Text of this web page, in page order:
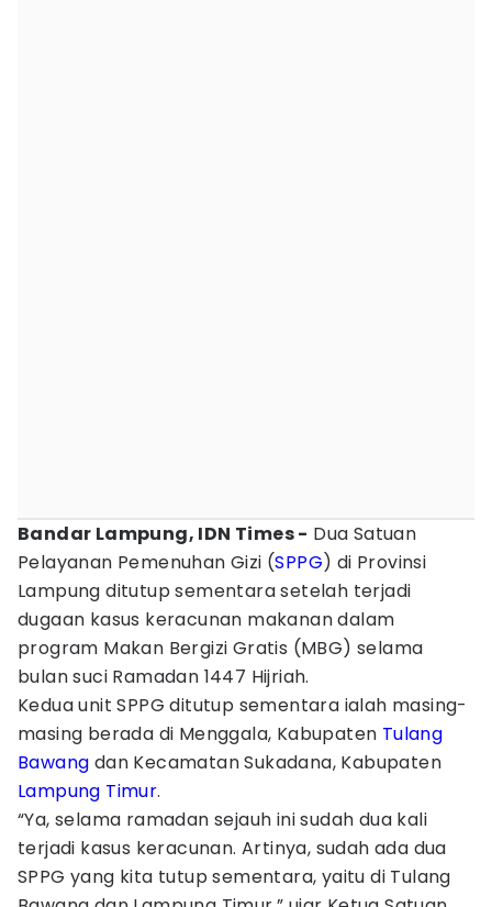
Bandar Lampung, IDN Times - Dua Satuan
Pelayanan Pemenuhan Gizi (SPPG) di Provinsi
Lampung ditutup sementara setelah terjadi
dugaan kasus keracunan makanan dalam
program Makan Bergizi Gratis (MBG) selama
bulan suci Ramadan 1447 Hijriah.
Kedua unit SPPG ditutup sementara ialah masing-
masing berada di Menggala, Kabupaten Tulang
Bawang dan Kecamatan Sukadana, Kabupaten
Lampung Timur.
“Ya, selama ramadan sejauh ini sudah dua kali
terjadi kasus keracunan. Artinya, sudah ada dua
SPPG yang kita tutup sementara, yaitu di Tulang